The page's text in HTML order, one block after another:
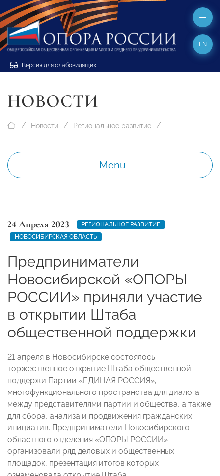
Версия для слабовидящих
EN
НОВОСТИ
Новости Региональное развитие
Menu
24 Апреля 2023
РЕГИОНАЛЬНОЕ РАЗВИТИЕ
НОВОСИБИРСКАЯ ОБЛАСТЬ
Предприниматели
Новосибирской «ОПОРЫ
РОССИИ» приняли участие
в открытии Штаба
общественной поддержки
21 апреля в Новосибирске состоялось
торжественное открытие Штаба общественной
поддержи Партии «ЕДИНАЯ РОССИЯ»,
многофункционального пространства для диалога
между представителями партии и общества, а также
для сбора, анализа и продвижения гражданских
инициатив. Предприниматели Новосибирского
областного отделения «ОПОРЫ РОССИИ»
организовали ряд деловых и общественных
площадок, презентация итогов которых